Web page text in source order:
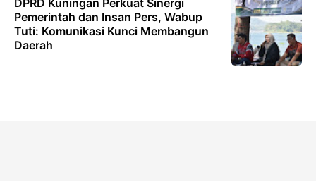
DPRD Kuningan Perkuat Sinergi
Pemerintah dan Insan Pers, Wabup
Tuti: Komunikasi Kunci Membangun
Daerah